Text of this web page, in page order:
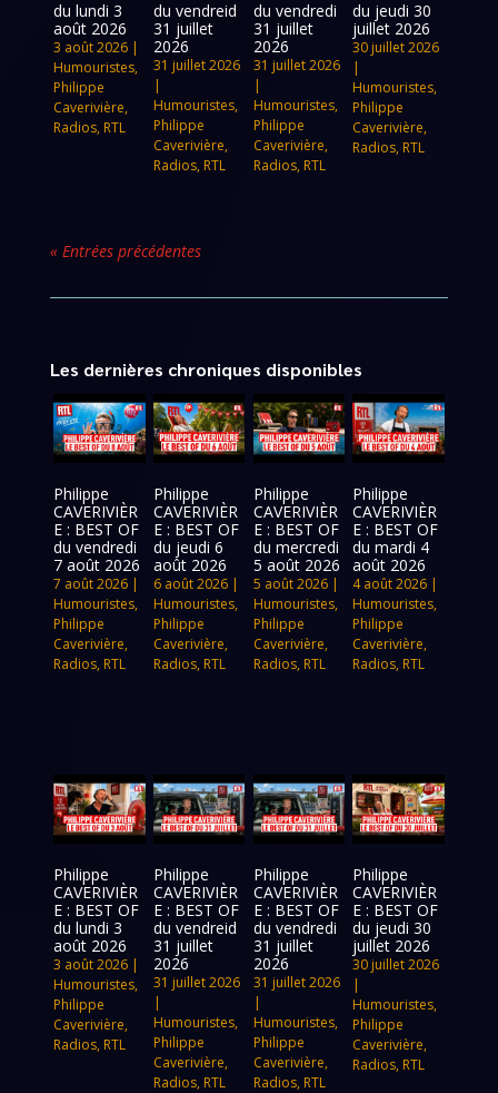
du lundi 3
août 2026
3 août 2026 |
Humouristes,
Philippe
Caverivière,
Radios, RTL
du vendreid
31 juillet
2026
31 juillet 2026
|
Humouristes,
Philippe
Caverivière,
Radios, RTL
du vendredi
31 juillet
2026
31 juillet 2026
|
Humouristes,
Philippe
Caverivière,
Radios, RTL
du jeudi 30
juillet 2026
30 juillet 2026
|
Humouristes,
Philippe
Caverivière,
Radios, RTL
« Entrées précédentes
Les dernières chroniques disponibles
Philippe
CAVERIVIÈR
E : BEST OF
du vendredi
7 août 2026
7 août 2026 |
Humouristes,
Philippe
Caverivière,
Radios, RTL
Philippe
CAVERIVIÈR
E : BEST OF
du jeudi 6
août 2026
6 août 2026|
Humouristes,
Philippe
Caverivière,
Radios, RTL
Philippe
CAVERIVIÈR
E : BEST OF
du mercredi
5 août 2026
5 août 2026|
Humouristes,
Philippe
Caverivière,
Radios, RTL
Philippe
CAVERIVIÈR
E : BEST OF
du mardi 4
août 2026
4 août 2026 |
Humouristes,
Philippe
Caverivière,
Radios, RTL
Philippe
CAVERIVIÈR
E : BEST OF
du lundi 3
août 2026
3 août 2026 |
Humouristes,
Philippe
Caverivière,
Radios, RTL
Philippe
CAVERIVIÈR
E : BEST OF
du vendreid
31 juillet
2026
31 juillet 2026
|
Humouristes,
Philippe
Caverivière,
Radios, RTL
Philippe
CAVERIVIÈR
E : BEST OF
du vendredi
31 juillet
2026
31 juillet 2026
|
Humouristes,
Philippe
Caverivière,
Radios, RTL
Philippe
CAVERIVIÈR
E : BEST OF
du jeudi 30
juillet 2026
30 juillet 2026
|
Humouristes,
Philippe
Caverivière,
Radios, RTL